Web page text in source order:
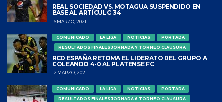
REAL SOCIEDAD VS. MOTAGUA SUSPENDIDO EN
BASE AL ARTÍCULO 34
16 MARZO, 2021
COMUNICADO LA LIGA NOTICIAS
PORTADA
RESULTADOS FINALES JORNADA 7 TORNEO CLAUSURA
RCD ESPAÑA RETOMA EL LIDERATO DEL GRUPO A
GOLEANDO 4-0 AL PLATENSE FC
12 MARZO, 2021
COMUNICADO LA LIGA NOTICIAS
PORTADA
RESULTADOS FINALES JORNADA 6 TORNEO CLAUSURA